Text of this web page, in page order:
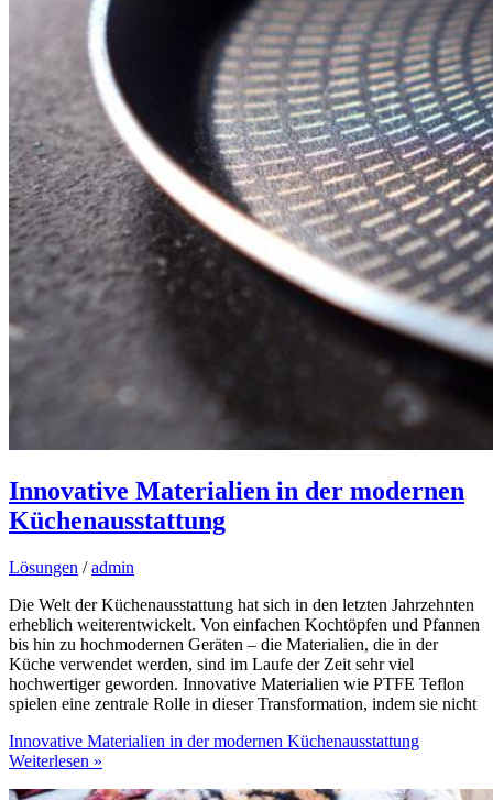
Innovative Materialien in der modernen
Küchenausstattung
Lösungen /admin
Die Welt der Küchenausstattung hat sich in den letzten Jahrzehnten
erheblich weiterentwickelt. Von einfachen Kochtöpfen und Pfannen
bis hin zu hochmodernen Geräten – die Materialien, die in der
Küche verwendet werden, sind im Laufe der Zeit sehr viel
hochwertiger geworden. Innovative Materialien wie PTFE Teflon
spielen eine zentrale Rolle in dieser Transformation, indem sie nicht
Innovative Materialien in der modernen Küchenausstattung
Weiterlesen »